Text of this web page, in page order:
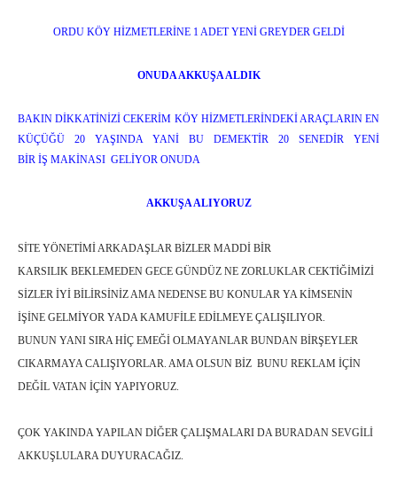
ORDU KÖY HİZMETLERİNE 1 ADET YENİ GREYDER GELDİ
ONUDA AKKUŞA ALDIK
BAKIN DİKKATİNİZİ CEKERİM KÖY HİZMETLERİNDEKİ ARAÇLARIN EN
KÜÇÜĞÜ 20 YAŞINDA YANİ BU DEMEKTİR 20 SENEDİR YENİ
BİR İŞ MAKİNASI GELİYOR ONUDA
AKKUŞA ALIYORUZ
SİTE YÖNETİMİ ARKADAŞLAR BİZLER MADDİ BİR
KARSILIK BEKLEMEDEN GECE GÜNDÜZ NE ZORLUKLAR CEKTİĞİMİZİ
SİZLER İYİ BİLİRSİNİZAMA NEDENSE BU KONULAR YA KİMSENİN
İŞİNE GELMİYOR YADA KAMUFİLE EDİLMEYE ÇALIŞILIYOR.
BUNUN YANI SIRA HİÇ EMEĞİ OLMAYANLAR BUNDAN BİRŞEYLER
CIKARMAYA CALIŞIYORLAR. AMA OLSUN BİZ BUNU REKLAM İÇİN
DEĞİL VATAN İÇİN YAPIYORUZ.
ÇOK YAKINDA YAPILAN DİĞER ÇALIŞMALARI DA BURADAN SEVGİLİ
AKKUŞLULARA DUYURACAĞIZ.